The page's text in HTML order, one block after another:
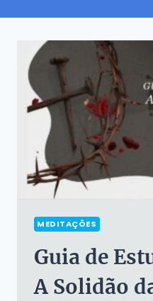
MEDITAÇÕES
Guia de
A Solidão